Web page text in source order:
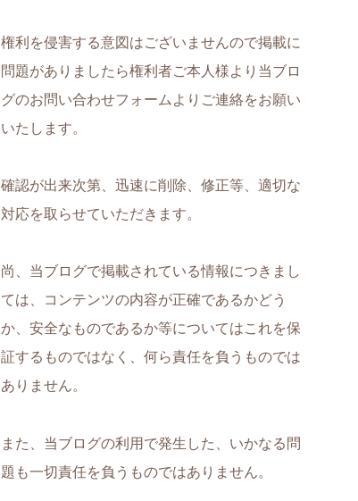
権利を侵害する意図はございませんので掲載に
問題がありましたら権利者ご本人様より当ブロ
グのお問い合わせフォームよりご連絡をお願い
いたします。
確認が出来次第、迅速に削除、修正等、適切な
対応を取らせていただきます。
尚、当ブログで掲載されている情報につきまし
ては、コンテンツの内容が正確であるかどう
か、安全なものであるか等についてはこれを保
証するものではなく、何ら責任を負うものでは
ありません。
また、当ブログの利用で発生した、いかなる問
題も一切責任を負うものではありません。